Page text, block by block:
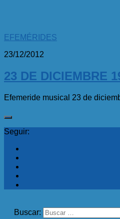
EFEMÉRIDES
23/12/2012
23 DE DICIEMBRE
Efemeride musical 23 de
Seguir:
Buscar: